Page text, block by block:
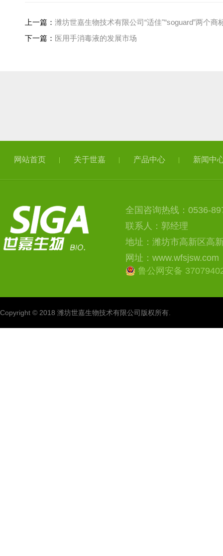
上一篇： 潍坊世嘉生物技术有限公司“适佳"“soguard”两个商
下一篇： 医用手消毒液的发展市场
网站首页 关于世嘉 产品中心 新闻中
全国咨询热线：0536-
联系人：郭经理
地址：潍坊市高新区高
网址：www.wfsjsw.com
鲁公网安备
Copyright © 2018 潍坊世嘉生物技术有限公司版权所有.